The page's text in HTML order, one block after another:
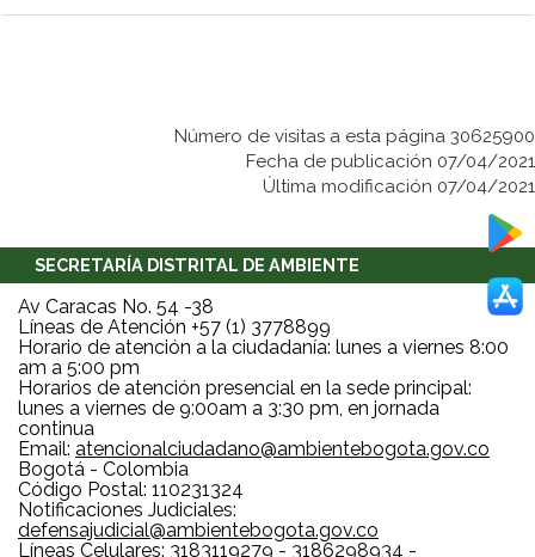
Número de visitas a esta página 30625900
Fecha de publicación 07/04/2021
Última modificación 07/04/2021
SECRETARÍA DISTRITAL DE AMBIENTE
Av Caracas No. 54 -38
Líneas de Atención +57 (1) 3778899
Horario de atención a la ciudadanía: lunes a viernes 8:00
am a 5:00 pm
Horarios de atención presencial en la sede principal:
lunes a viernes de 9:00am a 3:30 pm, en jornada
continua
Email: atencionalciudadano@ambientebogota.gov.co
Bogotá - Colombia
Código Postal: 110231324
Notificaciones Judiciales:
defensajudicial@ambientebogota.gov.co
Líneas Celulares: 3183119279 - 3186298934 -